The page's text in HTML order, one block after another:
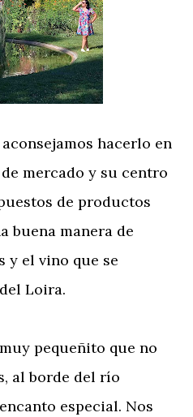
hacerlo en
mercado y su centro
de productos
buena manera de
y el vino que se
Loira.
pequeñito que no
al borde del río
especial. Nos